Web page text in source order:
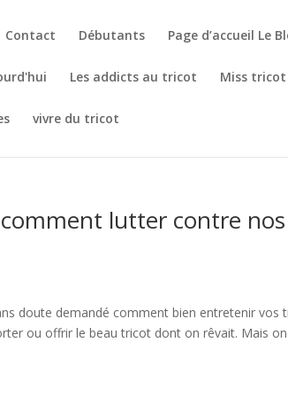
Contact Débutants Page d’accueil Le
Les addicts au tricot Miss tricot
vivre du tricot
lutter contre
doute demandé comment bien entretenir vos
ou offrir le beau tricot dont on rêvait. Mais